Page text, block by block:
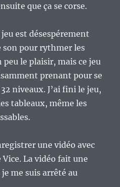
que ça se corse.
est désespérement
son pour rythmer les
peu le plaisir, mais ce jeu
prenant pour se
niveaux. J’ai fini le jeu,
tableaux, même les
une vidéo avec
La vidéo fait une
me suis arrêté au